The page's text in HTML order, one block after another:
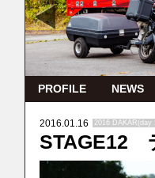
PROFILE NEWS
2016.01.16 2016 DAKAR(day
STAGE12